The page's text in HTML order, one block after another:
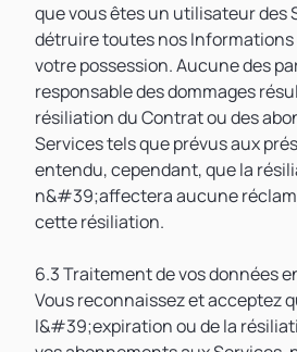
que vous êtes un utilisateur des
détruire toutes nos
votre possession. Aucune des
responsable des dommages
résiliation du Contrat ou des
Services tels que prévus aux
entendu, cependant, que la
n&#39;affectera aucune
cette résiliation.
6.3 Traitement de vos données
Vous reconnaissez et acceptez
l&#39;expiration ou de la